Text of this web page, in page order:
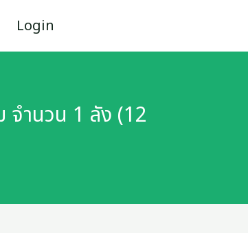
Login
จำนวน 1 ลัง (12